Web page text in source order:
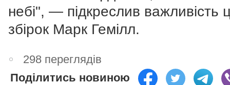
небі", — підкреслив важливість
збірок Марк Гемілл.
298 переглядів
Поділитись новиною